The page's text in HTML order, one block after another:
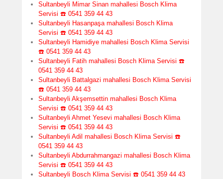
Sultanbeyli Mimar Sinan mahallesi Bosch Klima
Servisi ☎️ 0541 359 44 43
Sultanbeyli Hasanpaşa mahallesi Bosch Klima
Servisi ☎️ 0541 359 44 43
Sultanbeyli Hamidiye mahallesi Bosch Klima Servisi
☎️ 0541 359 44 43
Sultanbeyli Fatih mahallesi Bosch Klima Servisi ☎️
0541 359 44 43
Sultanbeyli Battalgazi mahallesi Bosch Klima Servisi
☎️ 0541 359 44 43
Sultanbeyli Akşemsettin mahallesi Bosch Klima
Servisi ☎️ 0541 359 44 43
Sultanbeyli Ahmet Yesevi mahallesi Bosch Klima
Servisi ☎️ 0541 359 44 43
Sultanbeyli Adil mahallesi Bosch Klima Servisi ☎️
0541 359 44 43
Sultanbeyli Abdurrahmangazi mahallesi Bosch Klima
Servisi ☎️ 0541 359 44 43
Sultanbeyli Bosch Klima Servisi ☎️ 0541 359 44 43